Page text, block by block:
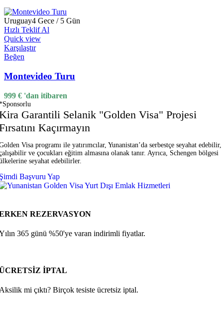
Uruguay4 Gece / 5 Gün
Hızlı Teklif Al
Quick view
Karşılaştır
Beğen
Montevideo Turu
999 € 'dan itibaren
Garantili Selanik "Golden Visa" Projesi
Kaçırmayın
Visa programı ile yatırımcılar, Yunanistan’da serbestçe seyahat edebilir,
ve çocukları eğitim almasına olanak tanır. Ayrıca, Schengen bölgesi
seyahat edebilirler.
Başvuru Yap
REZERVASYON
365 günü %50'ye varan indirimli fiyatlar.
İPTAL
mi çıktı? Birçok tesiste ücretsiz iptal.